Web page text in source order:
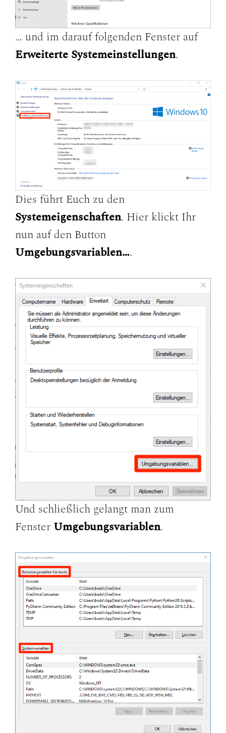
… und im darauf folgenden Fenster auf
Erweiterte Systemeinstellungen.
Dies führt Euch zu den
Systemeigenschaften. Hier klickt Ihr
nun auf den Button
Umgebungsvariablen….
Und schließlich gelangt man zum
Fenster Umgebungsvariablen.